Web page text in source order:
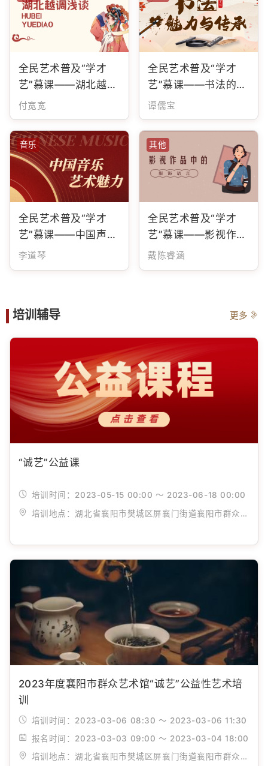
全民艺术普及“学才
艺”慕课——湖北越调
浅谈
付宽宽
全民艺术普及“学才
艺”慕课——书法的魅
力与传承
谭儒宝
音乐
全民艺术普及“学才
艺”慕课——中国声乐
的艺术魅力
李道琴
其他
全民艺术普及“学才
艺”慕课——影视作品
中的服饰语言
戴陈睿涵
培训辅导 更多
“诚艺”公益课
培训时间： 2023-05-15 00:00 ～ 2023-06-18 00:00
培训地点：
湖北省襄阳市樊城区屏襄门街道襄阳市群众艺术馆
2023年度襄阳市群众艺术馆“诚艺”公益性艺术培
训
培训时间： 2023-03-06 08:30 ～ 2023-03-06 11:30
报名时间： 2023-03-03 09:00 ～ 2023-03-04 18:00
培训地点：
湖北省襄阳市樊城区屏襄门街道襄阳市群众艺术馆